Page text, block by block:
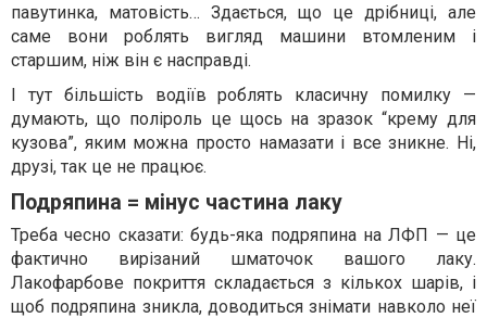
павутинка, матовість… Здається, що це дрібниці, але
саме вони роблять вигляд машини втомленим і
старшим, ніж він є насправді.
І тут більшість водіїв роблять класичну помилку —
думають, що поліроль це щось на зразок “крему для
кузова”, яким можна просто намазати і все зникне. Ні,
друзі, так це не працює.
Подряпина = мінус частина лаку
Треба чесно сказати: будь-яка подряпина на ЛФП — це
фактично вирізаний шматочок вашого лаку.
Лакофарбове покриття складається з кількох шарів, і
щоб подряпина зникла, доводиться знімати навколо неї